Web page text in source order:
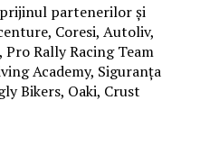
partenerilor și
Coresi, Autoliv,
Pro Rally Racing Team
Academy, Siguranța
Bikers, Oaki, Crust